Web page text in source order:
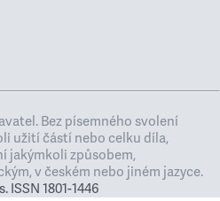
Bez písemného svolení
užití částí nebo celku díla,
jakýmkoli způsobem,
v českém nebo jiném jazyce.
1801-1446